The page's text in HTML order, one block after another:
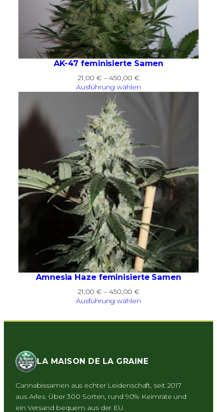
AK-47 feminisierte Samen
21,00€ – 450,00€Preisspanne:
21,00 €
Ausführung wählen
Amnesia Haze feminisierte Samen
21,00€ – 450,00€Preisspanne:
21,00 €
450,00 €
Ausführung wählen
LA MAISON DE LA GRAINE
Cannabissamen aus echter Leidenschaft, seit 2017
aus Arles. Über 300 Sorten, rund 90% Keimrate und
ein Versand bequem aus der EU.